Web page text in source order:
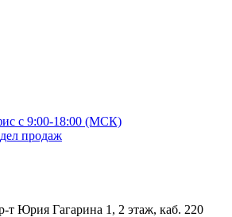
с 9:00-18:00 (МСК)
продаж
т Юрия Гагарина 1, 2 этаж, каб. 220